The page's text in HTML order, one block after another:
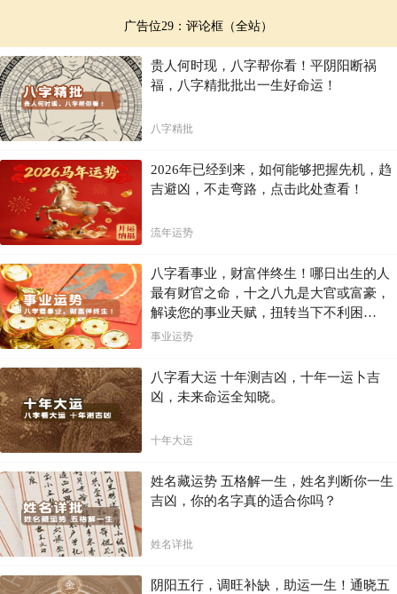
广告位29：评论框（全站）
贵人何时现，八字帮你看！平阴阳断祸
福，八字精批批出一生好命运！
八字精批
2026年已经到来，如何能够把握先机，趋
吉避凶，不走弯路，点击此处查看！
流年运势
八字看事业，财富伴终生！哪日出生的人
最有财官之命，十之八九是大官或富豪，
解读您的事业天赋，扭转当下不利困
局！！
事业运势
八字看大运 十年测吉凶，十年一运卜吉
凶，未来命运全知晓。
十年大运
姓名藏运势 五格解一生，姓名判断你一生
吉凶，你的名字真的适合你吗？
姓名详批
阴阳五行，调旺补缺，助运一生！通晓五